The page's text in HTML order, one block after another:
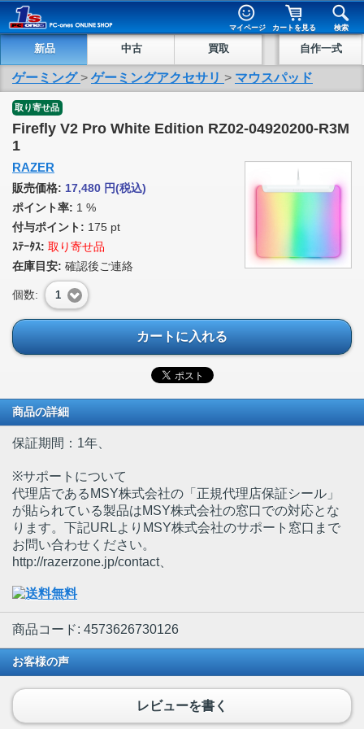
マイページ カートを見る 検索
新品 中古 買取 自作一式
ゲーミング > ゲーミングアクセサリ > マウスパッド
取り寄せ品
Firefly V2 Pro White Edition RZ02-04920200-R3M
1
RAZER
販売価格: 17,480 円(税込)
ポイント率: 1 %
付与ポイント: 175 pt
ｽﾃｰﾀｽ: 取り寄せ品
在庫目安: 確認後ご連絡
個数: 1
カートに入れる
商品の詳細
保証期間：1年、
※サポートについて
代理店であるMSY株式会社の「正規代理店保証シール」
が貼られている製品はMSY株式会社の窓口での対応とな
ります。下記URLよりMSY株式会社のサポート窓口まで
お問い合わせください。
http://razerzone.jp/contact、
商品コード: 4573626730126
お客様の声
レビューを書く